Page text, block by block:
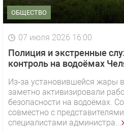
ОБЩЕСТВО
07 июля 2026 16:00
Полиция и экстренные
контроль на водоёмах
Из‑за установившейся жары
заметно активизировали
безопасности на водоёмах.
совместно с
специалистами администра...